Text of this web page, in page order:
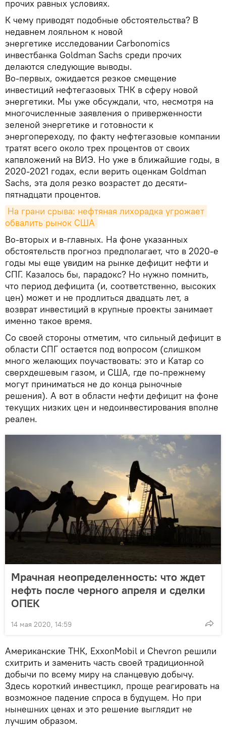
прочих равных условиях.
К чему приводят подобные обстоятельства? В
недавнем лояльном к новой
энергетике исследовании Carbonomics
инвестбанка Goldman Sachs среди прочих
делаются следующие выводы.
Во-первых, ожидается резкое смещение
инвестиций нефтегазовых ТНК в сферу новой
энергетики. Мы уже обсуждали, что, несмотря на
многочисленные заявления о приверженности
зеленой энергетике и готовности к
энергопереходу, по факту нефтегазовые компании
тратят всего около трех процентов от своих
капвложений на ВИЭ. Но уже в ближайшие годы, в
2020-2021 годах, если верить оценкам Goldman
Sachs, эта доля резко возрастет до десяти-
пятнадцати процентов.
На грани срыва: нефтяная лихорадка угрожает
обвалить рынок США
Во-вторых и в-главных. На фоне указанных
обстоятельств прогноз предполагает, что в 2020-е
годы мы еще увидим на рынке дефицит нефти и
СПГ. Казалось бы, парадокс? Но нужно помнить,
что период дефицита (и, соответственно, высоких
цен) может и не продлиться двадцать лет, а
возврат инвестиций в крупные проекты занимает
именно такое время.
Со своей стороны отметим, что сильный дефицит в
области СПГ остается под вопросом (слишком
много желающих поучаствовать: это и Катар со
сверхдешевым газом, и США, где по-прежнему
могут приниматься не до конца рыночные
решения). А вот в области нефти дефицит на фоне
текущих низких цен и недоинвестирования вполне
реален.
Мрачная неопределенность: что ждет
нефть после черного апреля и сделки
ОПЕК
14 мая 2020, 14:59
Американские ТНК, ExxonMobil и Chevron решили
схитрить и заменить часть своей традиционной
добычи по всему миру на сланцевую добычу.
Здесь короткий инвестцикл, проще реагировать на
возможное падение спроса в будущем. Но при
нынешних ценах и это решение выглядит не
лучшим образом.